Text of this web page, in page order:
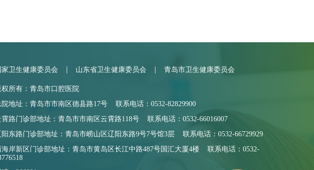
家卫生健康委员会 | 山东省卫生健康委员会 | 青岛市卫生健康委员会
权所有：青岛市口腔医院
院地址：青岛市市南区德县路17号 联系电话：0532-82829900
霄路门诊部地址：青岛市市南区云霄路118号 联系电话：0532-66016007
阳东路门诊部地址：青岛市崂山区辽阳东路9号7号馆3层 联系电话：0532-66729929
海岸新区门诊部地址：青岛市黄岛区长江中路487号国汇大厦4楼 联系电话：0532-